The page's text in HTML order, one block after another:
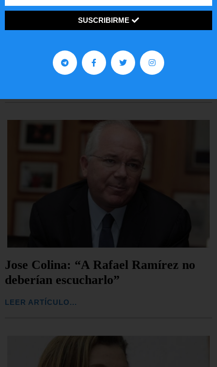
Preguntas frecuentes sobre la visa
EE.UU. 2020
Jose Colina: “A Rafael Ramírez no
deberían escucharlo”
LEER ARTÍCULO...
SUSCRIBIRME